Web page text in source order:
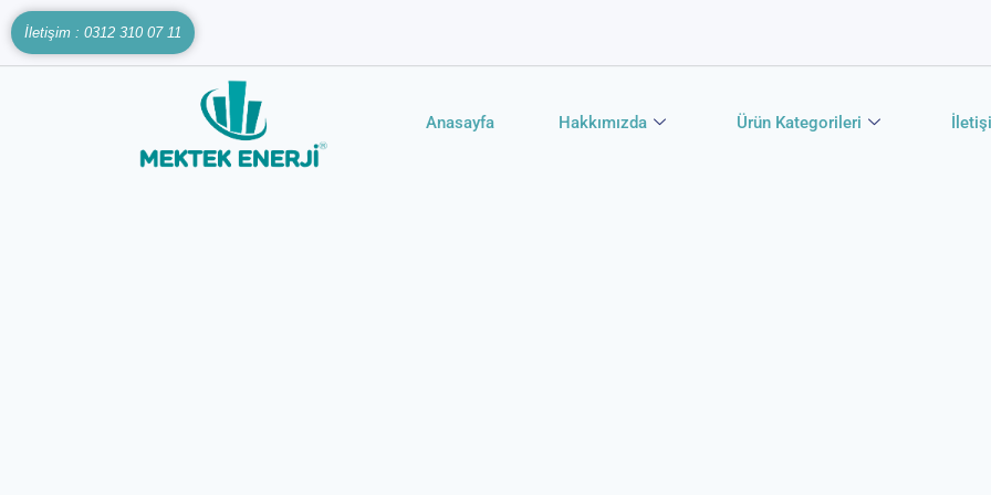
İletişim : 0312 310 07 11
Anasayfa Hakkımızda Ürün Kategorileri